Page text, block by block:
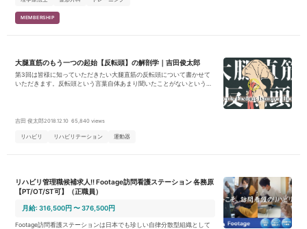
MEMBERSHIP
大腿直筋のもう一つの起始【反転頭】の解剖学｜吉田俊太郎
第3回は皆様に知っていただきたい大腿直筋の反転頭について書かせて
いただきます。反転頭という言葉自体あまり聞いたことがないというご
吉田 俊太郎2018.12.10 65,840 views
リハビリ リハビリテーション 運動器
リハビリ管理職候補求人!! Footage訪問看護ステーション 各務原
【PT/OT/ST可】（正職員）
月給: 316,500円 〜 376,500円
Footage訪問看護ステーションは日本でも珍しい自律分散型組織として